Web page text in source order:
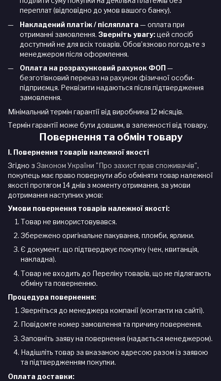
переплат (відповідно до умов вашого банку).
Накладений платіж / післяплата — оплата при
отриманні замовлення. Зверніть увагу:цей спосіб
доступний не для всіх товарів. Обов’язково погодьте з
менеджером після оформлення.
Оплата на розрахунковий рахунок ФОП—
безготівковий переказ на рахунок фізичної особи-
підприємця. Реквізити надаються після підтвердження
замовлення.
Мінімальний термін гарантії від виробника 12 місяців.
Термін гарантії може бути довшим, в залежності від товару.
Повернення та обмін товару
I. Повернення товарів належної якості
Згідно з Законом України "Про захист прав споживачів",
покупець має право повернути або обміняти товар належної
якості протягом 14 днів з моменту отримання, за умови
дотримання наступних умов:
Умови повернення товарів належної якості:
Товар не використовувався.
Збережено оригінальне пакування, пломби, ярлики.
Є документ, що підтверджує покупку (чек, квитанція,
накладна).
Товар не входить до Переліку товарів, що не підлягають
обміну та поверненню.
Процедура повернення:
Зверніться до менеджера компанії (контакти на сайті).
Повідомте номер замовлення та причину повернення.
Заповніть заяву на повернення (надається менеджером).
Надішліть товар за вказаною адресою разом із заявою
та підтвердженням покупки.
Оплата доставки: